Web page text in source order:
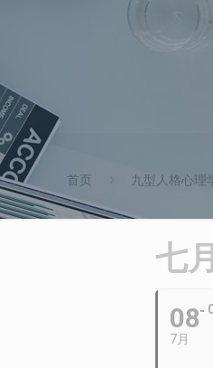
首页 九型人格心理
七
08
7月